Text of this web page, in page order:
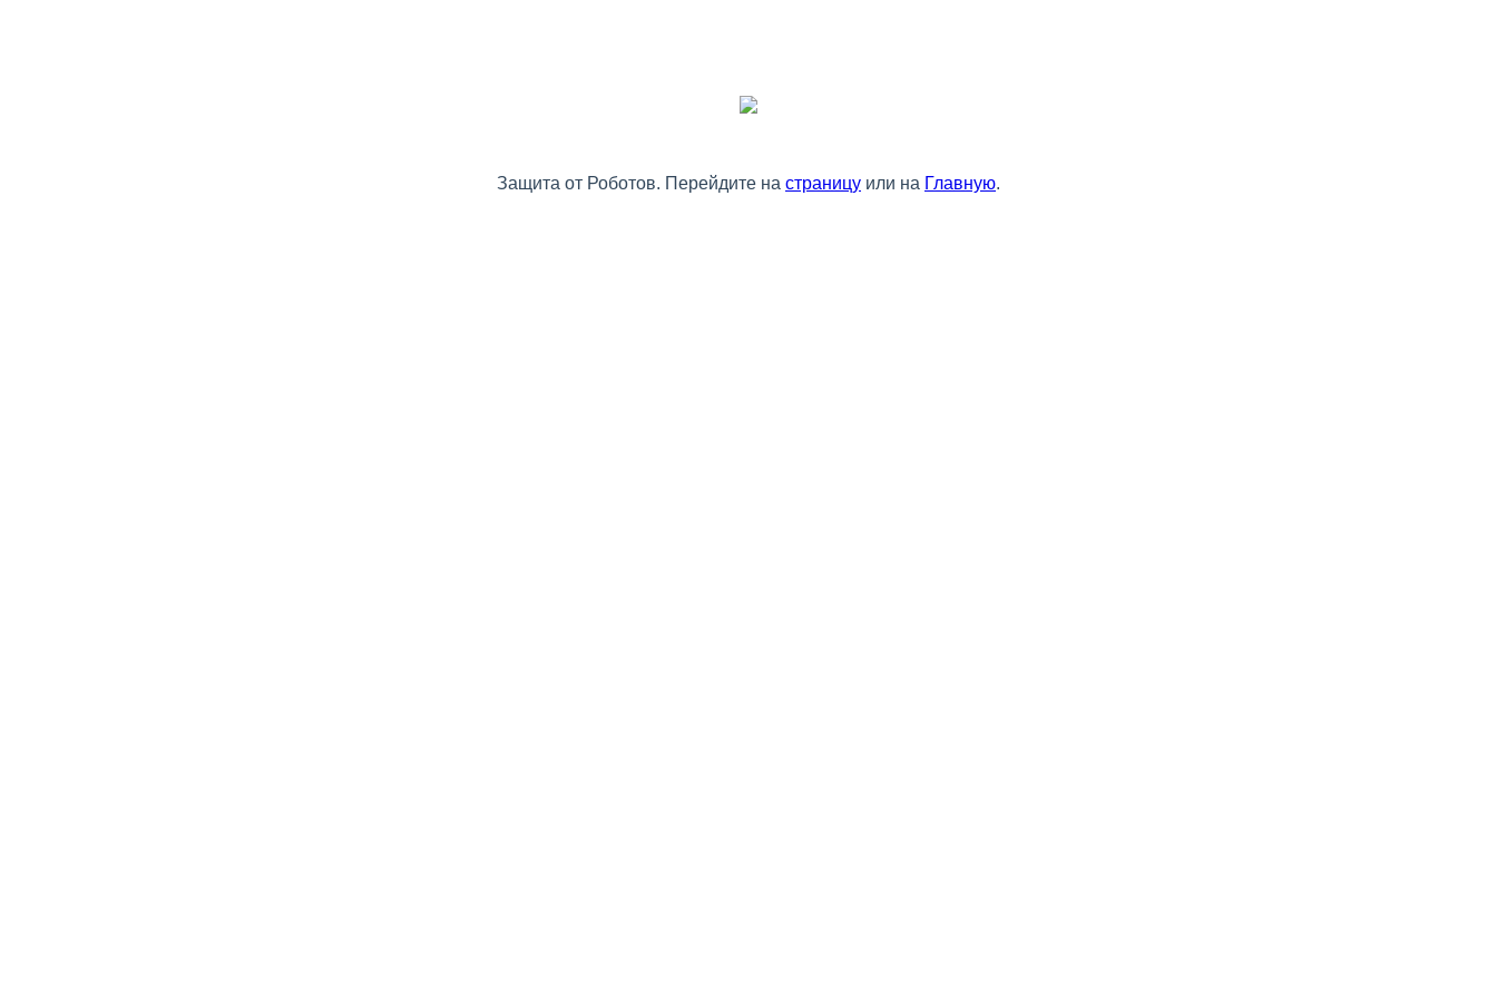
Защита от Роботов. Перейдите на страницу или на Главную.